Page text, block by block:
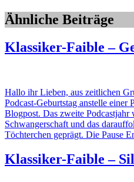
Ähnliche Beiträge
Klassiker-Faible –
Hallo ihr Lieben, aus zeitlichen
Podcast-Geburtstag anstelle einer
Blogpost. Das zweite Podcastjahr
Schwangerschaft und das
Töchterchen geprägt. Die Pause
Klassiker-Faible –